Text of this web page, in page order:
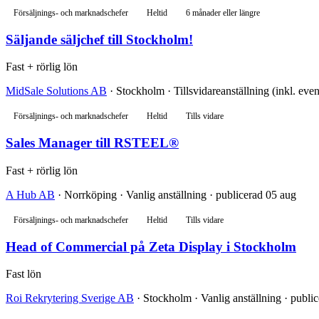
Försäljnings- och marknadschefer Heltid 6 månader eller längre
Säljande säljchef till Stockholm!
Fast + rörlig lön
MidSale Solutions AB · Stockholm · Tillsvidareanställning (inkl.
Försäljnings- och marknadschefer Heltid Tills vidare
Sales Manager till RSTEEL®
Fast + rörlig lön
A Hub AB · Norrköping · Vanlig anställning · publicerad 05 aug
Försäljnings- och marknadschefer Heltid Tills vidare
Head of Commercial på Zeta Display i Stockholm
Fast lön
Roi Rekrytering Sverige AB · Stockholm · Vanlig anställning ·